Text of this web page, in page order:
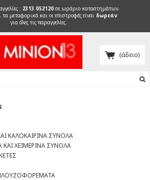
: 2313 052120σε ωράριο καταστημάτων.
μεταφορικά και οι επιστροφές είναι δωρεάν
για όλες τις παραγγελίες.
(άδειο)
ΚΑΛΟΚΑΙΡΙΝΑ ΣΥΝΟΛΑ
ΧΕΙΜΕΡΙΝΑ ΣΥΝΟΛΑ